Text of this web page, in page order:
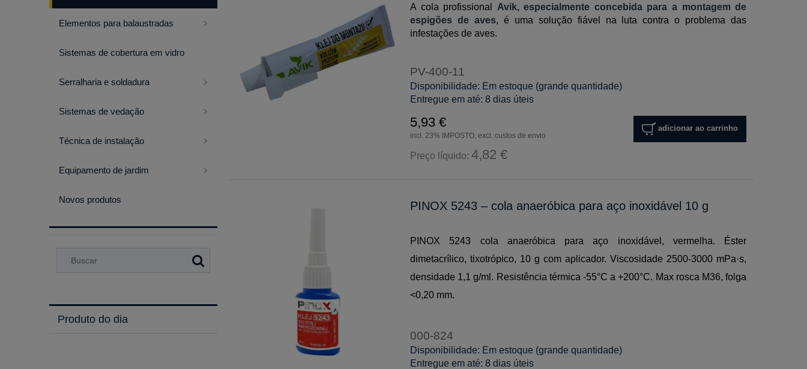
Elementos para balaustradas
Sistemas de cobertura em vidro
Serralharia e soldadura
Sistemas de vedação
Técnica de instalação
Equipamento de jardim
Novos produtos
Produto do dia
A cola profissional Avik, especialmente concebida para a montagem de
espigões de aves, é uma solução fiável na luta contra o problema das
infestações de aves.
PV-400-11
Disponibilidade: Em estoque (grande quantidade)
Entregue em até: 8 dias úteis
5,93 €
incl. 23% IMPOSTO, excl. custos de envio
Preço líquido:4,82 €
adicionar ao carrinho
PINOX 5243 – cola anaeróbica para aço inoxidável 10 g
PINOX 5243 cola anaeróbica para aço inoxidável, vermelha. Éster
dimetacrílico, tixotrópico, 10 g com aplicador. Viscosidade 2500-3000 mPa·s,
densidade 1,1 g/ml. Resistência térmica -55°C a +200°C. Max rosca M36, folga
<0,20 mm.
000-824
Disponibilidade: Em estoque (grande quantidade)
Entregue em até: 8 dias úteis